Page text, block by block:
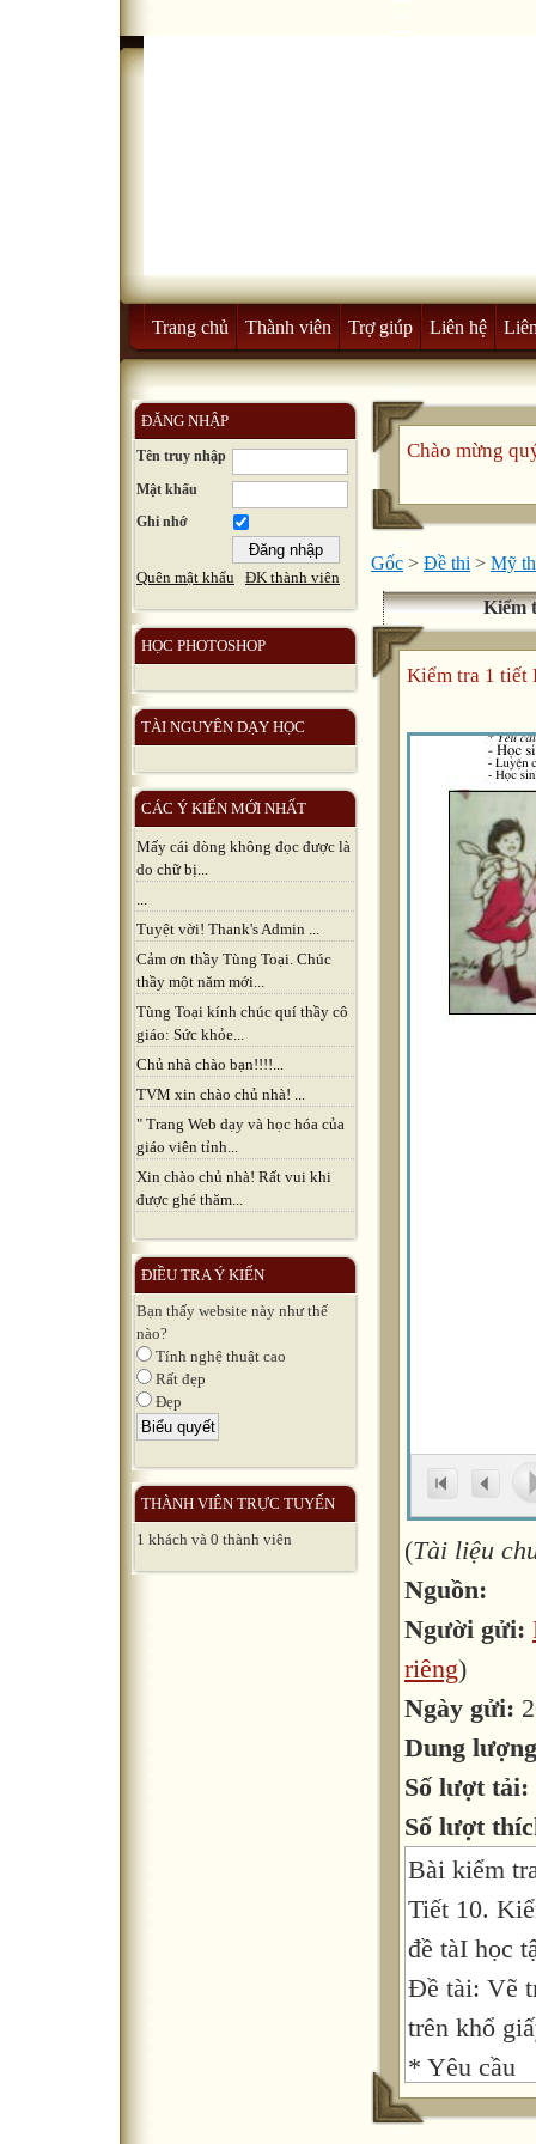
Trang chủ Thành viên Trợ giúp Liên hệ
ĐĂNG NHẬP
Tên truy nhập
Mật khẩu
Ghi nhớ
Quên mật khẩu ĐK thành viên
HỌC PHOTOSHOP
TÀI NGUYÊN DẠY HỌC
CÁC Ý KIẾN MỚI NHẤT
Mấy cái dòng không đọc được là
do chữ bị...
...
Tuyệt vời! Thank's Admin ...
Cảm ơn thầy Tùng Toại. Chúc
thầy một năm mới...
Tùng Toại kính chúc quí thầy cô
giáo: Sức khỏe...
Chủ nhà chào bạn!!!!...
TVM xin chào chủ nhà! ...
" Trang Web dạy và học hóa của
giáo viên tỉnh...
Xin chào chủ nhà! Rất vui khi
được ghé thăm...
ĐIỀU TRA Ý KIẾN
Bạn thấy website này như thế
nào?
Tính nghệ thuật cao
Rất đẹp
Đẹp
THÀNH VIÊN TRỰC TUYẾN
1 khách và 0 thành viên
Chào mừng
Gốc > Đề thi > Mỹ
Kiểm
Kiểm tra 1 tiết
(Tài liệu
Nguồn:
Người gửi:
riêng)
Ngày gửi:
Dung
Số lượt tải:
Số lượt
Bài kiểm
Tiết 10.
đề tàI học
Đề tài: Vẽ
trên khổ
* Yêu cầu
- Học sinh